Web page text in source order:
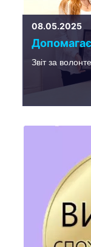
08.05.2025
Звіт за